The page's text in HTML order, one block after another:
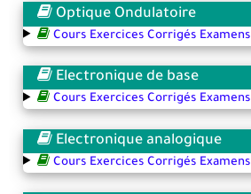
Optique Ondulatoire
Cours Exercices Corrigés Examens
Electronique de base
Cours Exercices Corrigés Examens
Electronique analogique
Cours Exercices Corrigés Examens